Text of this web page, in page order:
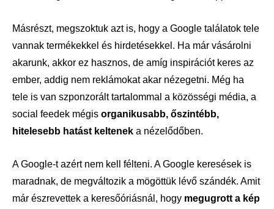
Másrészt, megszoktuk azt is, hogy a Google találatok tele
vannak termékekkel és hirdetésekkel. Ha már vásárolni
akarunk, akkor ez hasznos, de amíg inspirációt keres az
ember, addig nem reklámokat akar nézegetni. Még ha
tele is van szponzorált tartalommal a közösségi média, a
social feedek mégis organikusabb, őszintébb,
hitelesebb hatást keltenek a nézelődőben.
A Google-t azért nem kell félteni. A Google keresések is
maradnak, de megváltozik a mögöttük lévő szándék. Amit
már észrevettek a keresőóriásnál, hogy megugrott a kép